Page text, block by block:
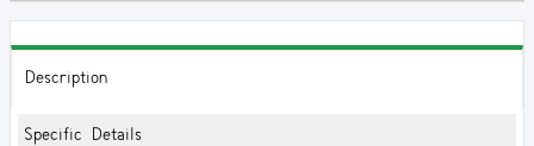
Description
Specific Details